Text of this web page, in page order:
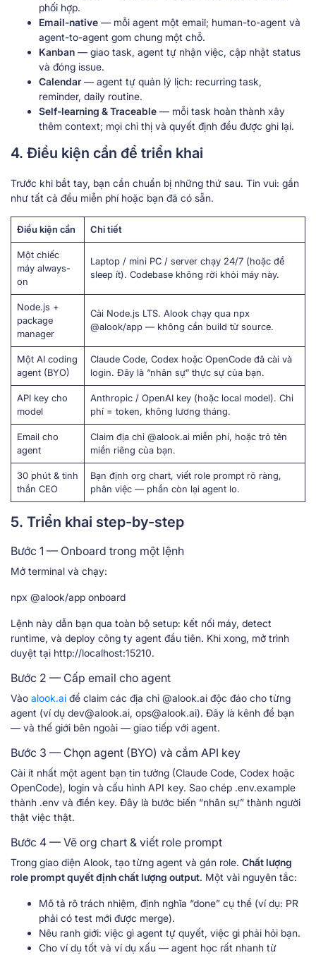
phối hợp.
Email-native — mỗi agent một email; human-to-agent và
agent-to-agent gom chung một chỗ.
Kanban — giao task, agent tự nhận việc, cập nhật status
và đóng issue.
Calendar— agent tự quản lý lịch: recurring task,
reminder, daily routine.
Self-learning & Traceable — mỗi task hoàn thành xây
thêm context; mọi chỉ thị và quyết định đều được ghi lại.
4. Điều kiện cần để triển khai
Trước khi bắt tay, bạn cần chuẩn bị những thứ sau. Tin vui: gần
như tất cả đều miễn phí hoặc bạn đã có sẵn.
Điều kiện cần Chi tiết
Một chiếc
máy always-
on
Laptop / mini PC / server chạy 24/7 (hoặc để
sleep ít). Codebase không rời khỏi máy này.
Node.js +
package
manager
Cài Node.js LTS. Alook chạy qua npx
@alook/app — không cần build từ source.
Một AI coding
agent (BYO)
Claude Code, Codex hoặc OpenCode đã cài và
login. Đây là “nhân sự” thực sự của bạn.
API key cho
model
Anthropic / OpenAI key (hoặc local model). Chi
phí = token, không lương tháng.
Email cho
agent
Claim địa chỉ @alook.ai miễn phí, hoặc trỏ tên
miền riêng của bạn.
30 phút & tinh
thần CEO
Bạn định org chart, viết role prompt rõ ràng,
phân việc — phần còn lại agent lo.
5. Triển khai step-by-step
Bước 1 — Onboard trong một lệnh
Mở terminal và chạy:
npx @alook/app onboard
Lệnh này dẫn bạn qua toàn bộ setup: kết nối máy, detect
runtime, và deploy công ty agent đầu tiên. Khi xong, mở trình
duyệt tại http://localhost:15210.
Bước 2 — Cấp email cho agent
Vào alook.ai để claim các địa chỉ @alook.ai độc đáo cho từng
agent (ví dụ dev@alook.ai, ops@alook.ai). Đây là kênh để bạn
— và thế giới bên ngoài — giao tiếp với agent.
Bước 3 — Chọn agent (BYO) và cắm API key
Cài ít nhất một agent bạn tin tưởng (Claude Code, Codex hoặc
OpenCode), login và cấu hình API key. Sao chép .env.example
thành .env và điền key. Đây là bước biến “nhân sự” thành người
thật việc thật.
Bước 4 — Vẽ org chart & viết role prompt
Trong giao diện Alook, tạo từng agent và gán role. Chất lượng
role prompt quyết định chất lượng output. Một vài nguyên tắc:
Mô tả rõ trách nhiệm, định nghĩa “done” cụ thể (ví dụ: PR
phải có test mới được merge).
Nêu ranh giới: việc gì agent tự quyết, việc gì phải hỏi bạn.
Cho ví dụ tốt và ví dụ xấu — agent học rất nhanh từ